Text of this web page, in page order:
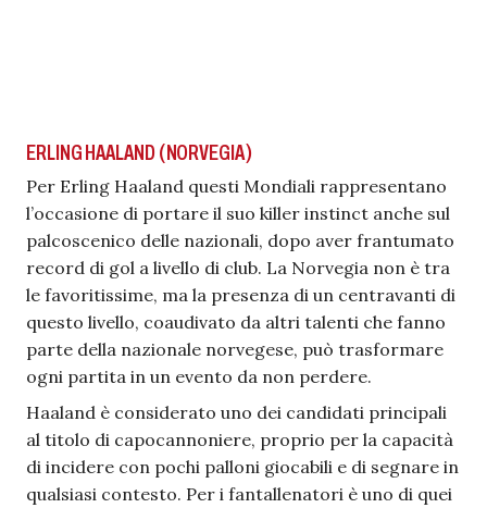
ERLING HAALAND (NORVEGIA)
Per Erling Haaland questi Mondiali rappresentano
l’occasione di portare il suo killer instinct anche sul
palcoscenico delle nazionali, dopo aver frantumato
record di gol a livello di club. La Norvegia non è tra
le favoritissime, ma la presenza di un centravanti di
questo livello, coaudivato da altri talenti che fanno
parte della nazionale norvegese, può trasformare
ogni partita in un evento da non perdere.
Haaland è considerato uno dei candidati principali
al titolo di capocannoniere, proprio per la capacità
di incidere con pochi palloni giocabili e di segnare in
qualsiasi contesto. Per i fantallenatori è uno di quei